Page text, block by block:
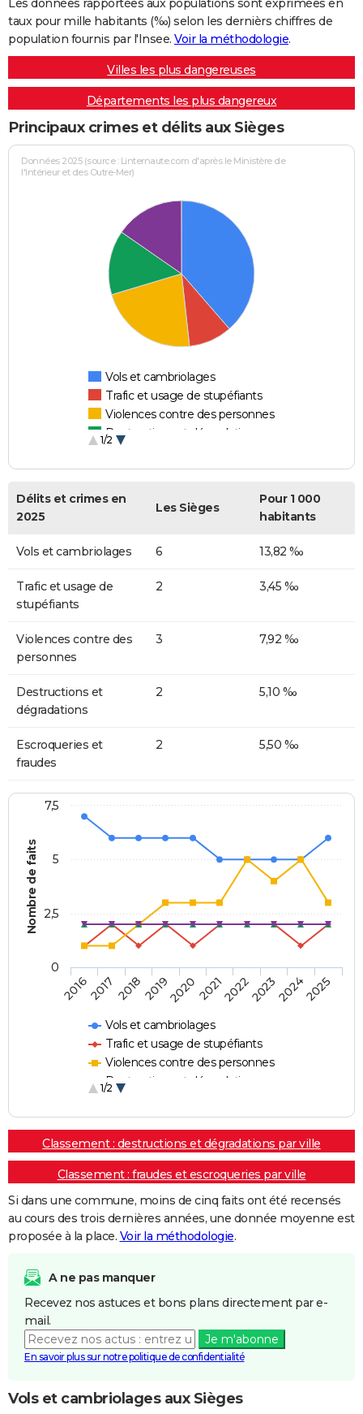
Les données rapportées aux populations sont exprimées en
taux pour mille habitants (‰) selon les dernièrs chiffres de
population fournis par l'Insee. Voir la méthodologie.
Villes les plus dangereuses
Départements les plus dangereux
Principaux crimes et délits aux Sièges
Données 2025 (source : Linternaute.com d'après le Ministère de
l'Intérieur et des Outre-Mer)
Vols et cambriolages
Trafic et usage de stupéfiants
Violences contre des personnes
Destructions et dégradations
1/2
Délits et crimes en
2025
Les Sièges
Pour 1 000
habitants
Vols et cambriolages 6 13,82 ‰
Trafic et usage de
stupéfiants
2 3,45 ‰
Violences contre des
personnes
3 7,92 ‰
Destructions et
dégradations
2 5,10 ‰
Escroqueries et
fraudes
2 5,50 ‰
Nombre de faits
Vols et cambriolages
Trafic et usage de stupéfiants
Violences contre des personnes
Destructions et dégradations
1/2
20162017 20182019202020212022202320242025
0
2,5
5
7,5
Classement : destructions et dégradations par ville
Classement : fraudes et escroqueries par ville
Si dans une commune, moins de cinq faits ont été recensés
au cours des trois dernières années, une donnée moyenne est
proposée à la place. Voir la méthodologie.
A ne pas manquer
Recevez nos astuces et bons plans directement par e-
mail.
Je m'abonne
En savoir plus sur notre politique de confidentialité
Vols et cambriolages aux Sièges